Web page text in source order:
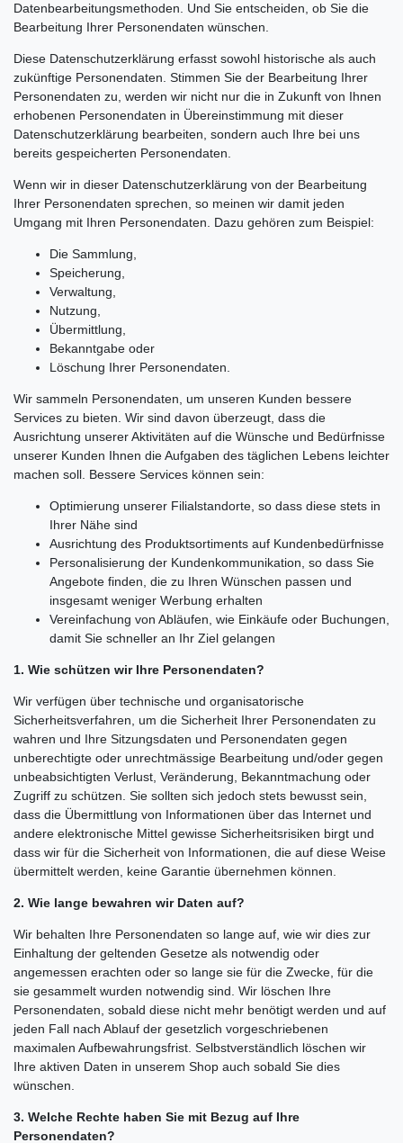
Datenbearbeitungsmethoden. Und Sie entscheiden, ob Sie die
Bearbeitung Ihrer Personendaten wünschen.
Diese Datenschutzerklärung erfasst sowohl historische als auch
zukünftige Personendaten. Stimmen Sie der Bearbeitung Ihrer
Personendaten zu, werden wir nicht nur die in Zukunft von Ihnen
erhobenen Personendaten in Übereinstimmung mit dieser
Datenschutzerklärung bearbeiten, sondern auch Ihre bei uns
bereits gespeicherten Personendaten.
Wenn wir in dieser Datenschutzerklärung von der Bearbeitung
Ihrer Personendaten sprechen, so meinen wir damit jeden
Umgang mit Ihren Personendaten. Dazu gehören zum Beispiel:
Die Sammlung,
Speicherung,
Verwaltung,
Nutzung,
Übermittlung,
Bekanntgabe oder
Löschung Ihrer Personendaten.
Wir sammeln Personendaten, um unseren Kunden bessere
Services zu bieten. Wir sind davon überzeugt, dass die
Ausrichtung unserer Aktivitäten auf die Wünsche und Bedürfnisse
unserer Kunden Ihnen die Aufgaben des täglichen Lebens leichter
machen soll. Bessere Services können sein:
Optimierung unserer Filialstandorte, so dass diese stets in
Ihrer Nähe sind
Ausrichtung des Produktsortiments auf Kundenbedürfnisse
Personalisierung der Kundenkommunikation, so dass Sie
Angebote finden, die zu Ihren Wünschen passen und
insgesamt weniger Werbung erhalten
Vereinfachung von Abläufen, wie Einkäufe oder Buchungen,
damit Sie schneller an Ihr Ziel gelangen
1. Wie schützen wir Ihre Personendaten?
Wir verfügen über technische und organisatorische
Sicherheitsverfahren, um die Sicherheit Ihrer Personendaten zu
wahren und Ihre Sitzungsdaten und Personendaten gegen
unberechtigte oder unrechtmässige Bearbeitung und/oder gegen
unbeabsichtigten Verlust, Veränderung, Bekanntmachung oder
Zugriff zu schützen. Sie sollten sich jedoch stets bewusst sein,
dass die Übermittlung von Informationen über das Internet und
andere elektronische Mittel gewisse Sicherheitsrisiken birgt und
dass wir für die Sicherheit von Informationen, die auf diese Weise
übermittelt werden, keine Garantie übernehmen können.
2. Wie lange bewahren wir Daten auf?
Wir behalten Ihre Personendaten so lange auf, wie wir dies zur
Einhaltung der geltenden Gesetze als notwendig oder
angemessen erachten oder so lange sie für die Zwecke, für die
sie gesammelt wurden notwendig sind. Wir löschen Ihre
Personendaten, sobald diese nicht mehr benötigt werden und auf
jeden Fall nach Ablauf der gesetzlich vorgeschriebenen
maximalen Aufbewahrungsfrist. Selbstverständlich löschen wir
Ihre aktiven Daten in unserem Shop auch sobald Sie dies
wünschen.
3. Welche Rechte haben Sie mit Bezug auf Ihre
Personendaten?